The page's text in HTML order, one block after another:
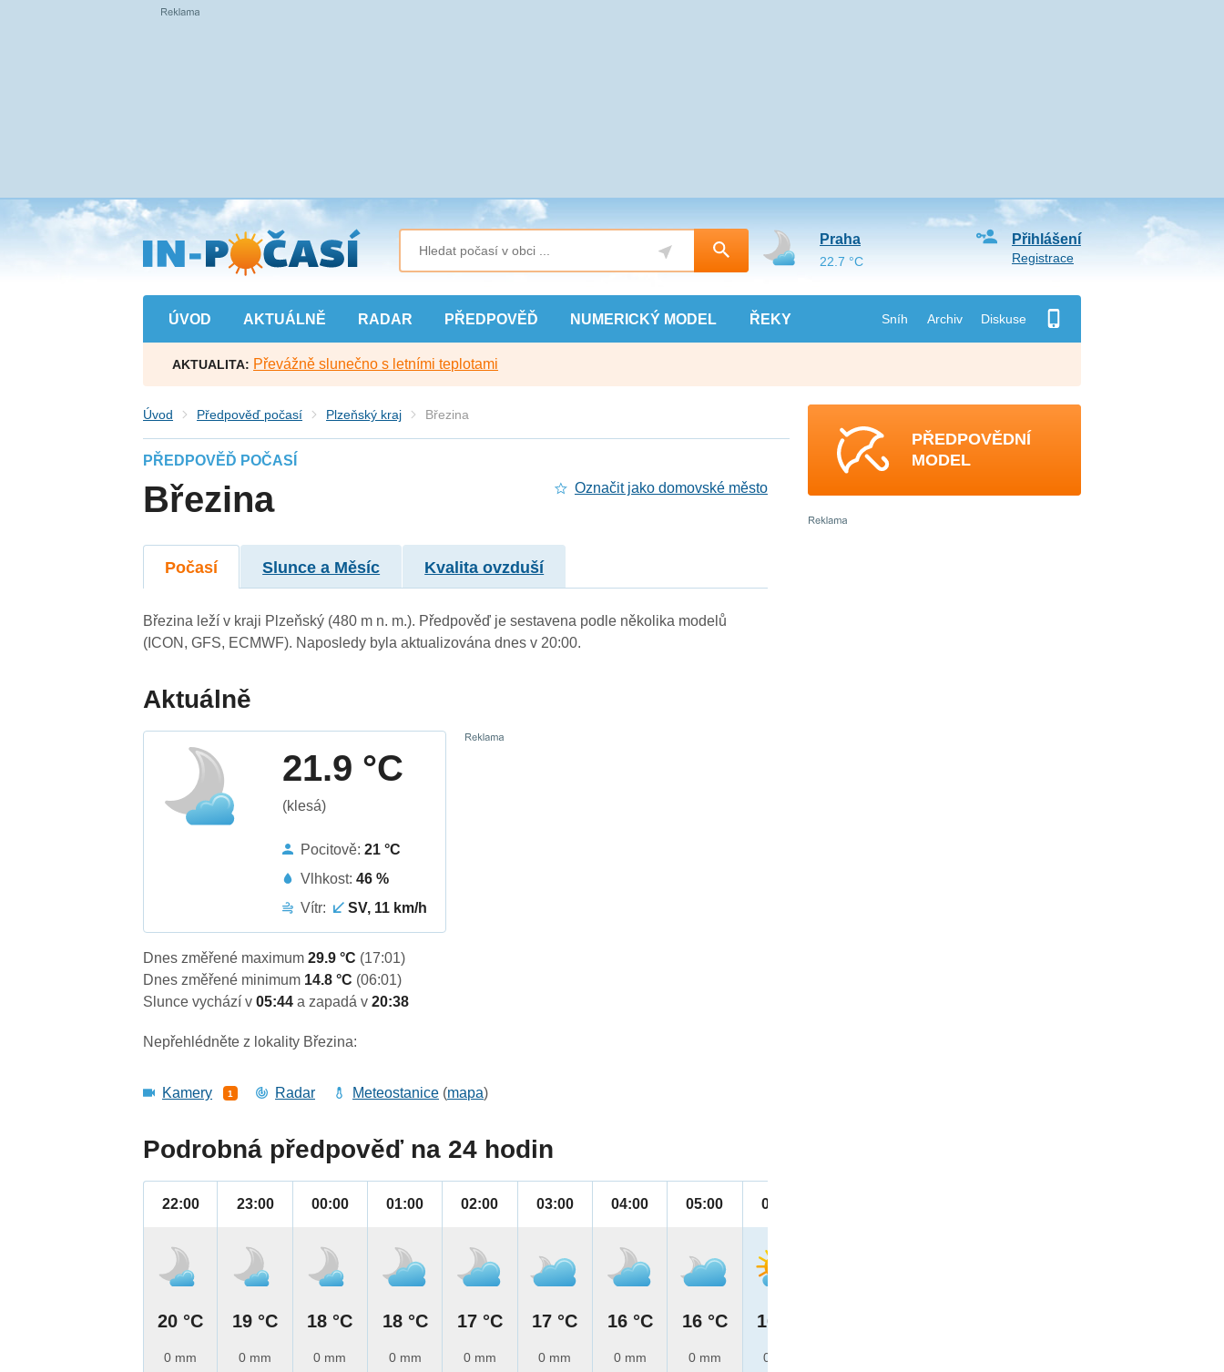
Přejít
na
hlavní
obsah
ÚVOD AKTUÁLNĚ RADAR PŘEDPOVĚĎ NUMERICKÝ MODEL ŘEKY Sníh Archiv Diskuse
Přihlášení
Registrace
Praha
22.7 °C
AKTUALITA: Převážně slunečno s letními teplotami
Úvod Předpověď počasí Plzeňský kraj Březina
PŘEDPOVĚĎ POČASÍ
Březina Označit jako domovské město
Počasí Slunce a Měsíc Kvalita ovzduší
Březina leží v kraji Plzeňský (480 m n. m.). Předpověď je sestavena podle několika modelů
(ICON, GFS, ECMWF). Naposledy byla aktualizována dnes v 20:00.
Aktuálně
21.9 °C
(klesá)
Pocitově:21 °C
Vlhkost:46 %
Vítr:
SV, 11 km/h
Dnes změřené maximum29.9 °C (17:01)
Dnes změřené minimum 14.8 °C (06:01)
Slunce vychází v05:44a zapadá v20:38
Nepřehlédněte z lokality Březina:
Kamery 1 Radar Meteostanice (mapa)
Podrobná předpověď na 24 hodin
22:00
20 °C
0 mm
23:00
19 °C
0 mm
00:00
18 °C
0 mm
01:00
18 °C
0 mm
02:00
17 °C
0 mm
03:00
17 °C
0 mm
04:00
16 °C
0 mm
05:00
16 °C
0 mm
06:00
16 °C
0 mm
PŘEDPOVĚDNÍ
MODEL